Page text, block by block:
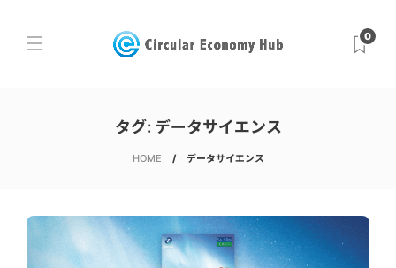
0
タグ: データサイエンス
HOME データサイエンス